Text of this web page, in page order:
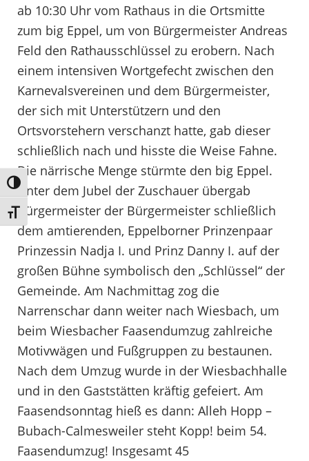
Umschalten auf hohe Kontraste
Schrift vergrößern
ab 10:30 Uhr vom Rathaus in die Ortsmitte
zum big Eppel, um von Bürgermeister Andreas
Feld den Rathausschlüssel zu erobern. Nach
einem intensiven Wortgefecht zwischen den
Karnevalsvereinen und dem Bürgermeister,
der sich mit Unterstützern und den
Ortsvorstehern verschanzt hatte, gab dieser
schließlich nach und hisste die Weise Fahne.
Die närrische Menge stürmte den big Eppel.
Unter dem Jubel der Zuschauer übergab
Bürgermeister der Bürgermeister schließlich
dem amtierenden, Eppelborner Prinzenpaar
Prinzessin Nadja I. und Prinz Danny I. auf der
großen Bühne symbolisch den „Schlüssel“ der
Gemeinde. Am Nachmittag zog die
Narrenschar dann weiter nach Wiesbach, um
beim Wiesbacher Faasendumzug zahlreiche
Motivwägen und Fußgruppen zu bestaunen.
Nach dem Umzug wurde in der Wiesbachhalle
und in den Gaststätten kräftig gefeiert. Am
Faasendsonntag hieß es dann: Alleh Hopp –
Bubach-Calmesweiler steht Kopp! beim 54.
Faasendumzug! Insgesamt 45